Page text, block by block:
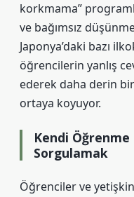
korkmama”
ve bağımsız
Japonya’daki bazı
öğrencilerin yanlış
ederek daha derin
ortaya koyuyor.
Kendi
Sorgulamak
Öğrenciler ve